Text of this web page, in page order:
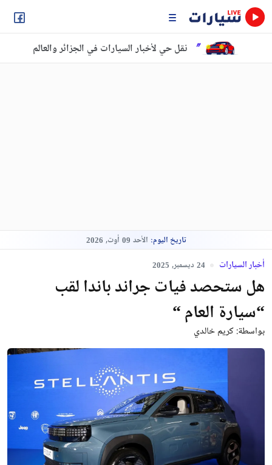
نقل حي لأخبار السيارات في الجزائر والعالم
تاريخ اليوم: الأحد 09 أوت, 2026
أخبار السيارات 24 ديسمبر, 2025
هل ستحصد فيات جراند باندا لقب
“سيارة العام “
بواسطة:كريم خالدي